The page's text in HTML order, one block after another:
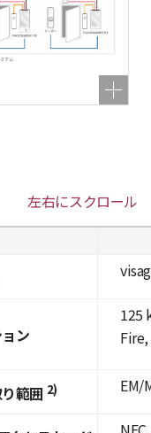
左右にスクロール
ン
範囲 2)
125
Fire,
EM/